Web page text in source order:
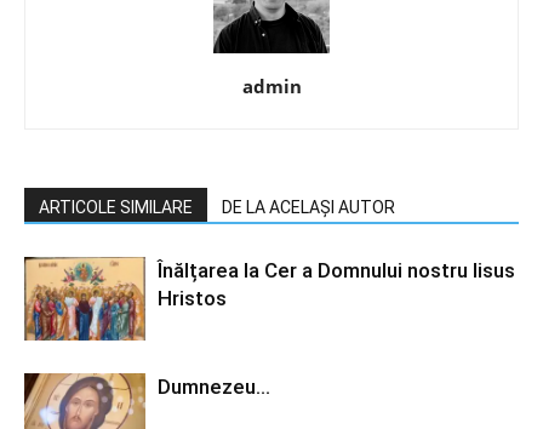
admin
ARTICOLE SIMILARE DE LA ACELAȘI AUTOR
Înălțarea la Cer a Domnului nostru Iisus
Hristos
Dumnezeu…